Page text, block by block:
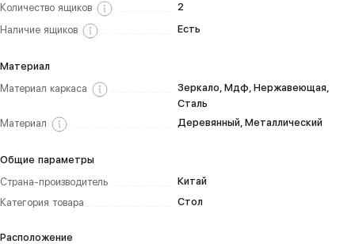
Количество ящиков
2
Наличие ящиков
Есть
Материал
Материал каркаса
Зеркало, Мдф, Нержавеющая,
Сталь
Материал
Деревянный, Металлический
Общие параметры
Страна-производитель
Китай
Категория товара
Стол
Расположение